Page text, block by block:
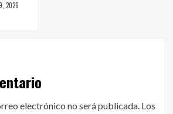
2026
electrónico no será publicada. Los